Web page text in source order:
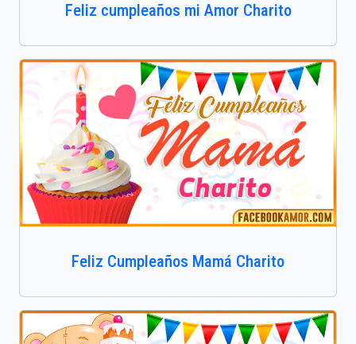
Feliz cumpleaños mi Amor Charito
Feliz Cumpleaños Mamá Charito